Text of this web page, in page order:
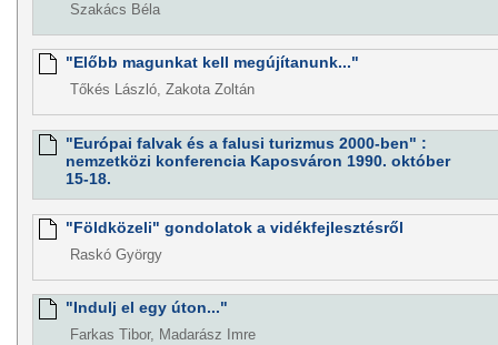
Szakács Béla
"Előbb magunkat kell megújítanunk..."
Tőkés László, Zakota Zoltán
"Európai falvak és a falusi turizmus 2000-ben" :
nemzetközi konferencia Kaposváron 1990. október
15-18.
"Földközeli" gondolatok a vidékfejlesztésről
Raskó György
"Indulj el egy úton..."
Farkas Tibor, Madarász Imre